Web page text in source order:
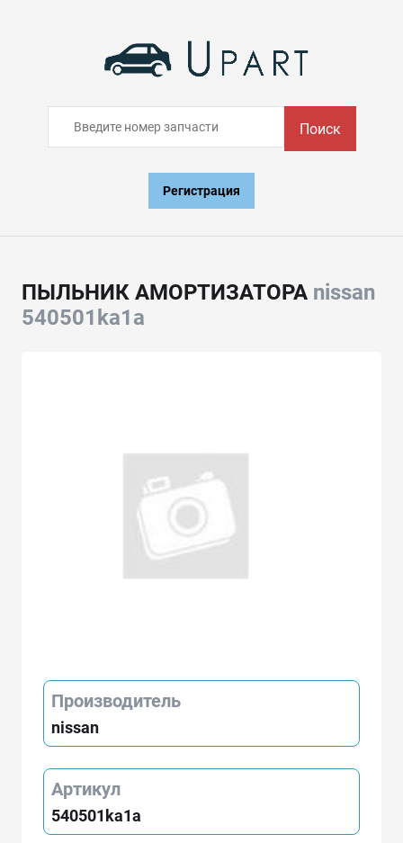
Поиск
Регистрация
ПЫЛЬНИК АМОРТИЗАТОРА nissan
540501ka1a
Производитель
nissan
Артикул
540501ka1a